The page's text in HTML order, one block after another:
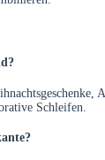
Schleifen.